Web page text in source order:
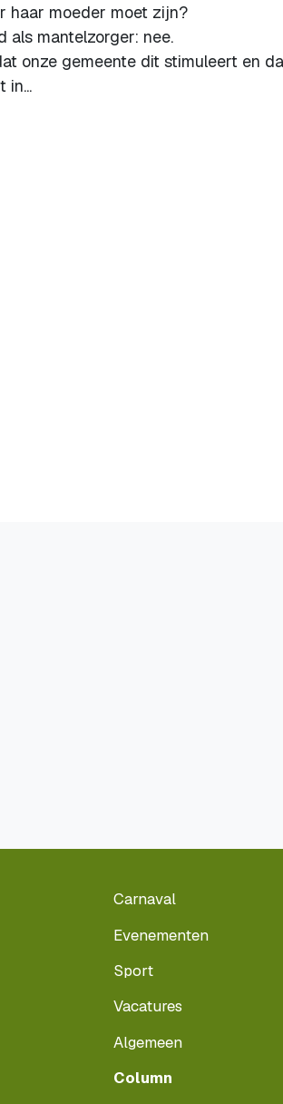
haar moeder moet zijn?
als mantelzorger: nee.
onze gemeente dit stimuleert en
in...
Carnaval
Evenementen
Sport
Vacatures
Algemeen
Column